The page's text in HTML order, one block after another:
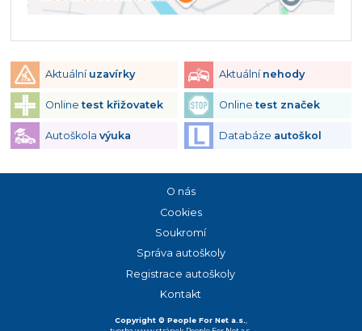
Aktuální uzavírky Aktuální nehody
Onlinetest křižovatek Onlinetest značek
Autoškola výuka Databáze autoškol
Copyright © People For Net a.s.
O nás
Cookies
Soukromí
Správa autoškoly
Registrace autoškoly
Kontakt